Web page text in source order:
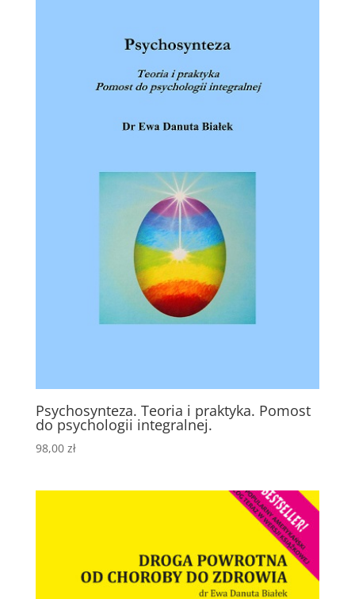
Psychosynteza. Teoria i praktyka. Pomost
do psychologii integralnej.
98,00 zł